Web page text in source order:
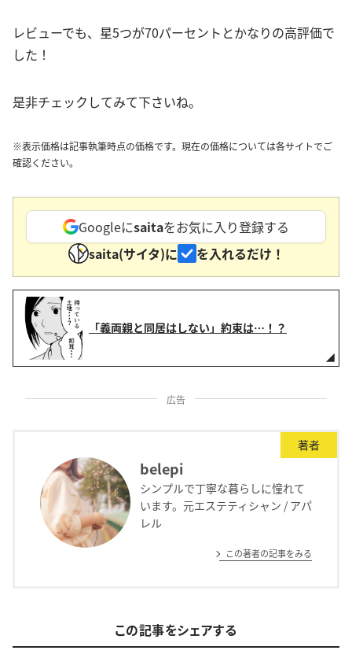
レビューでも、星5つが70パーセントとかなりの高評価で
した！
是非チェックしてみて下さいね。
※表示価格は記事執筆時点の価格です。現在の価格については各サイトでご
確認ください。
Googleにsaitaをお気に入り登録する
saita(サイタ)に
を入れるだけ！
「義両親と同居はしない」約束は…！？
広告
著者
belepi
シンプルで丁寧な暮らしに憧れて
います。元エステティシャン / アパ
レル
この著者の記事をみる
この記事をシェアする